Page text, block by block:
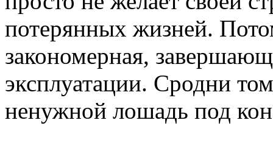
потерянных жизней.
закономерная,
эксплуатации. Сродни
ненужной лошадь под